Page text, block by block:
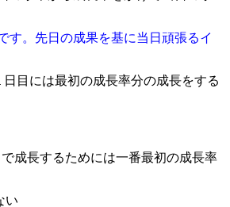
す。先日の成果を基に当日頑張るイ
目には最初の成長率分の成長をする
成長するためには一番最初の成長率
い